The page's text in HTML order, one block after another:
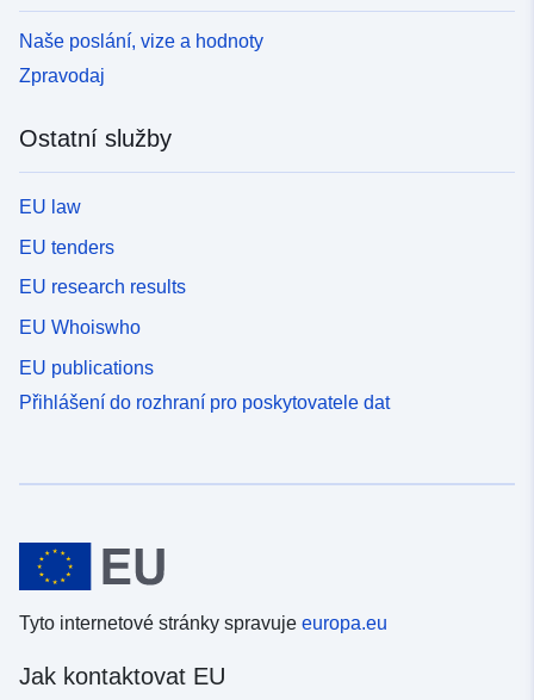
Naše poslání, vize a hodnoty
Zpravodaj
Ostatní služby
EU law
EU tenders
EU research results
EU Whoiswho
EU publications
Přihlášení do rozhraní pro poskytovatele dat
Tyto internetové stránky spravuje europa.eu
Jak kontaktovat EU